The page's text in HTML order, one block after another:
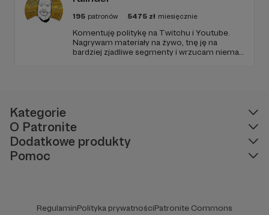
195 patronów 5475 zł miesięcznie
Komentuję politykę na Twitchu i Youtube.
Nagrywam materiały na żywo, tnę ję na
bardziej zjadliwe segmenty i wrzucam niemal
Kategorie
O Patronite
Dodatkowe produkty
Pomoc
RegulaminPolityka prywatnościPatronite Commons